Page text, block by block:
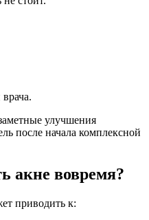
улучшения
после начала комплексной
акне вовремя?
приводить к: